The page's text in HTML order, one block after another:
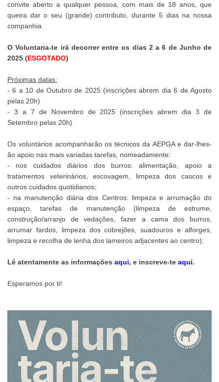
convite aberto a qualquer pessoa, com mais de 18 anos, que
queira dar o seu (grande) contributo, durante 5 dias na nossa
companhia.
O Voluntaria-te irá decorrer entre os dias 2 a 6 de Junho de
2025 (ESGOTADO)
Próximas datas:
- 6 a 10 de Outubro de 2025 (inscrições abrem dia 6 de Agosto
pelas 20h)
- 3 a 7 de Novembro de 2025 (inscrições abrem dia 3 de
Setembro pelas 20h)
Os voluntários acompanharão os técnicos da AEPGA e dar-lhes-
ão apoio nas mais variadas tarefas, nomeadamente:
- nos cuidados diários dos burros: alimentação, apoio a
tratamentos veterinários, escovagem, limpeza dos cascos e
outros cuidados quotidianos;
- na manutenção diária dos Centros: limpeza e arrumação do
espaço, tarefas de manutenção (limpeza de estrume,
construção/arranjo de vedações, fazer a cama dos burros,
arrumar fardos, limpeza dos cobrejões, suadouros e alforges,
limpeza e recolha de lenha dos lameiros adjacentes ao centro);
Lê atentamente as informações aqui, e inscreve-te aqui.
Esperamos por ti!